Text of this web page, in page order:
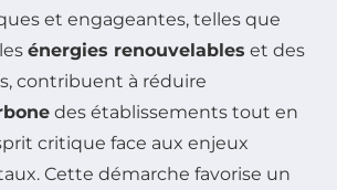
et engageantes, telles que
énergies renouvelables et des
contribuent à réduire
des établissements tout en
critique face aux enjeux
Cette démarche favorise un